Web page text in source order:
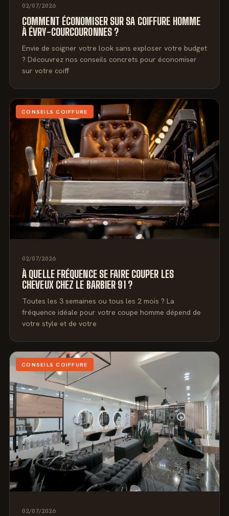
02/07/2026
COMMENT ÉCONOMISER SUR SA COIFFURE HOMME
À ÉVRY-COURCOURONNES ?
Envie de soigner votre look sans exploser votre budget
? Découvrez nos conseils concrets pour économiser
sur votre coiff
CONSEILS COIFFURE
02/07/2026
À QUELLE FRÉQUENCE SE FAIRE COUPER LES
CHEVEUX CHEZ LE BARBIER 91 ?
Toutes les 3 semaines ou tous les 2 mois ? La
fréquence idéale pour votre coupe homme dépend de
votre style et de votre
CONSEILS COIFFURE
02/07/2026